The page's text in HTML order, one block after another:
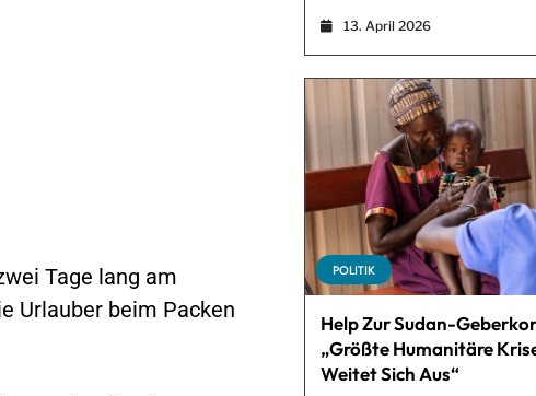
Tage lang am
Urlauber beim Packen
13. April 2026
POLITIK
Help Zur Sudan-
„Größte Humanitäre
Weitet Sich Aus“